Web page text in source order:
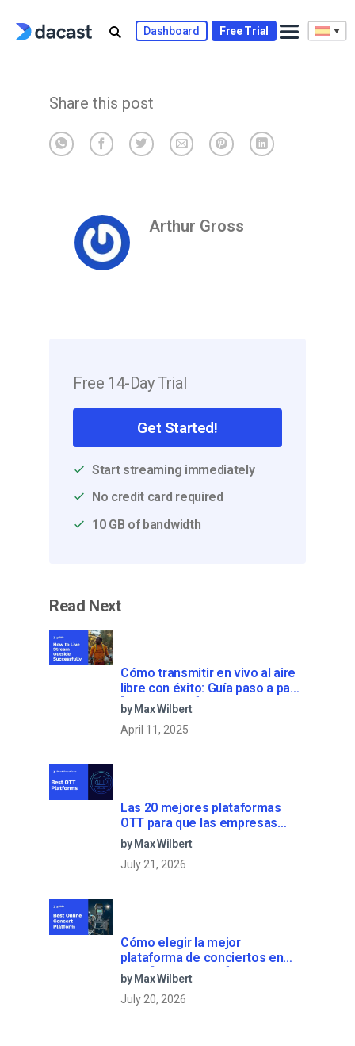
Dashboard Free Trial
Share this post
Arthur Gross
Free 14-Day Trial
Get Started!
Start streaming immediately
No credit card required
10 GB of bandwidth
Read Next
Cómo transmitir en vivo al aire
libre con éxito: Guía paso a paso
[2021 Update]
by Max Wilbert
April 11, 2025
Las 20 mejores plataformas
OTT para que las empresas
creen su propio servicio de
streaming (2026)
by Max Wilbert
July 21, 2026
Cómo elegir la mejor
plataforma de conciertos en
línea [2022 Update]
by Max Wilbert
July 20, 2026